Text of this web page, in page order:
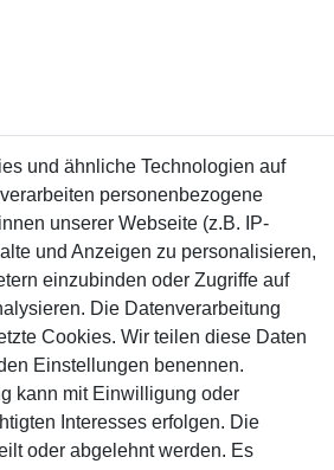
und ähnliche Technologien auf
personenbezogene
unserer Webseite (z.B. IP-
und Anzeigen zu personalisieren,
einzubinden oder Zugriffe auf
Die Datenverarbeitung
Cookies. Wir teilen diese Daten
Einstellungen benennen.
kann mit Einwilligung oder
Interesses erfolgen. Die
oder abgelehnt werden. Es